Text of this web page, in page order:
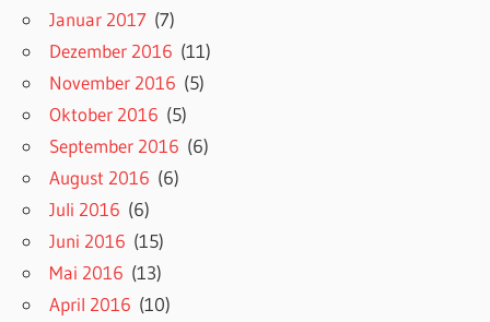
Januar 2017 (7)
Dezember 2016 (11)
November 2016 (5)
Oktober 2016 (5)
September 2016 (6)
August 2016 (6)
Juli 2016 (6)
Juni 2016 (15)
Mai 2016 (13)
April 2016 (10)